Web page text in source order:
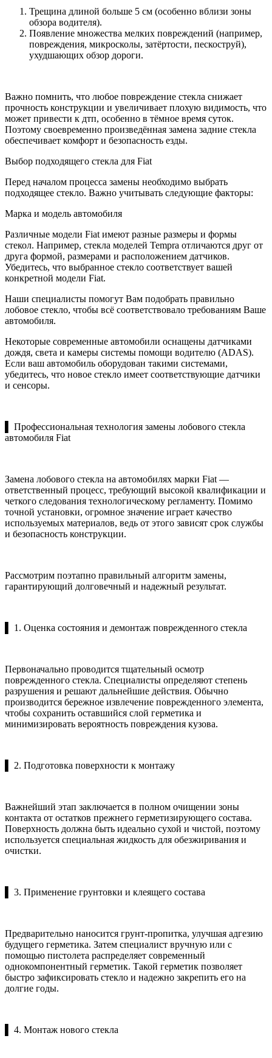
Трещина длиной больше 5 см (особенно вблизи зоны
обзора водителя).
Появление множества мелких повреждений (например,
повреждения, микросколы, затёртости, пескоструй),
ухудшающих обзор дороги.
Важно помнить, что любое повреждение стекла снижает
прочность конструкции и увеличивает плохую видимость, что
может привести к дтп, особенно в тёмное время суток.
Поэтому своевременно произведённая замена задние стекла
обеспечивает комфорт и безопасность езды.
Выбор подходящего стекла для Fiat
Перед началом процесса замены необходимо выбрать
подходящее стекло. Важно учитывать следующие факторы:
Марка и модель автомобиля
Различные модели Fiat имеют разные размеры и формы
стекол. Например, стекла моделей Tempra отличаются друг от
друга формой, размерами и расположением датчиков.
Убедитесь, что выбранное стекло соответствует вашей
конкретной модели Fiat.
Наши специалисты помогут Вам подобрать правильно
лобовое стекло, чтобы всё соответствовало требованиям Ваше
автомобиля.
Некоторые современные автомобили оснащены датчиками
дождя, света и камеры системы помощи водителю (ADAS).
Если ваш автомобиль оборудован такими системами,
убедитесь, что новое стекло имеет соответствующие датчики
и сенсоры.
▌ Профессиональная технология замены лобового стекла
автомобиля Fiat
Замена лобового стекла на автомобилях марки Fiat —
ответственный процесс, требующий высокой квалификации и
четкого следования технологическому регламенту. Помимо
точной установки, огромное значение играет качество
используемых материалов, ведь от этого зависят срок службы
и безопасность конструкции.
Рассмотрим поэтапно правильный алгоритм замены,
гарантирующий долговечный и надежный результат.
▌ 1. Оценка состояния и демонтаж поврежденного стекла
Первоначально проводится тщательный осмотр
поврежденного стекла. Специалисты определяют степень
разрушения и решают дальнейшие действия. Обычно
производится бережное извлечение поврежденного элемента,
чтобы сохранить оставшийся слой герметика и
минимизировать вероятность повреждения кузова.
▌ 2. Подготовка поверхности к монтажу
Важнейший этап заключается в полном очищении зоны
контакта от остатков прежнего герметизирующего состава.
Поверхность должна быть идеально сухой и чистой, поэтому
используется специальная жидкость для обезжиривания и
очистки.
▌ 3. Применение грунтовки и клеящего состава
Предварительно наносится грунт-пропитка, улучшая адгезию
будущего герметика. Затем специалист вручную или с
помощью пистолета распределяет современный
однокомпонентный герметик. Такой герметик позволяет
быстро зафиксировать стекло и надежно закрепить его на
долгие годы.
▌ 4. Монтаж нового стекла